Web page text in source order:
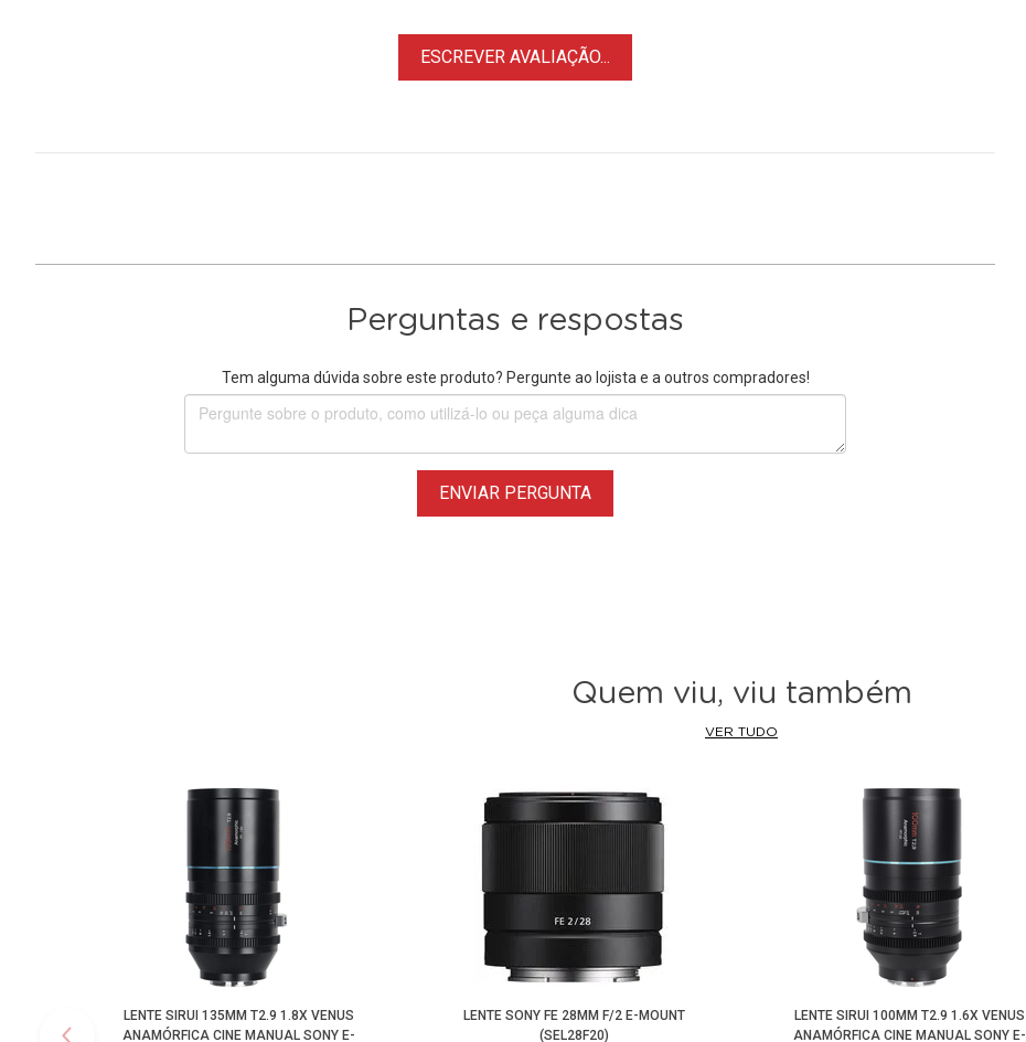
ESCREVER AVALIAÇÃO...
Perguntas e respostas
Tem alguma dúvida sobre este produto? Pergunte ao lojista e a outros compradores!
ENVIAR PERGUNTA
Quem viu, viu também
VER TUDO
LENTE SIRUI 135MM T2.9 1.8X VENUS
ANAMÓRFICA CINE MANUAL SONY E-
LENTE SONY FE 28MM F/2 E-MOUNT
(SEL28F20)
LENTE SIRUI 100MM T2.9 1.6X VENUS
ANAMÓRFICA CINE MANUAL SONY E-